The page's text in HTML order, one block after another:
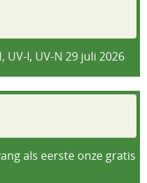
UV-I, UV-N 29 juli 2026
als eerste onze gratis